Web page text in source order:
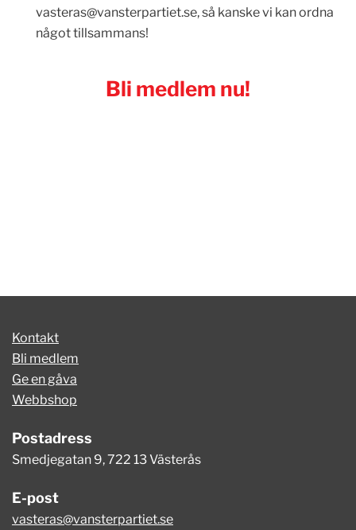
vasteras@vansterpartiet.se, så kanske vi kan ordna
något tillsammans!
Bli medlem nu!
Kontakt
Bli medlem
Ge en gåva
Webbshop
Postadress
Smedjegatan 9, 722 13 Västerås
E-post
vasteras@vansterpartiet.se